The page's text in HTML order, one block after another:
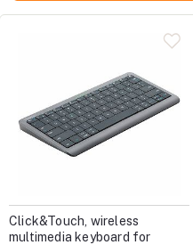
Click&Touch, wireless
multimedia keyboard for